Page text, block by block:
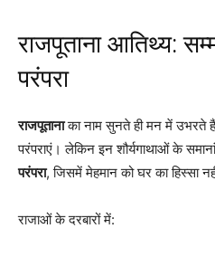
राजपूताना आतिथ्य:
परंपरा
राजपूतानाका नाम सुनते ही मन में उभरते हैं
परंपराएं। लेकिन इन शौर्यगाथाओं के
परंपरा, जिसमें मेहमान को घर का हिस्सा
राजाओं के दरबारों में: